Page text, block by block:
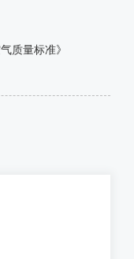
质量标准》